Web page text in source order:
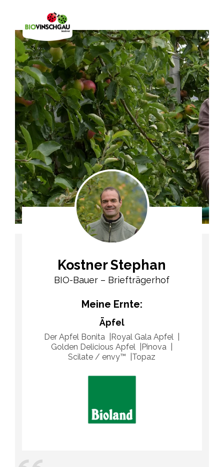
Kostner Stephan
BIO-Bauer – Briefträgerhof
Meine Ernte:
Äpfel
Der Apfel Bonita
Royal Gala Apfel
Golden Delicious Apfel
Pinova
Scilate / envy™
Topaz